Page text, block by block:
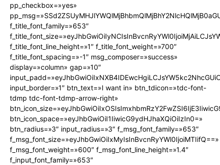
pp_checkbox=»yes»
f_title_font_family=»653″
f_title_font_line_height=»1″ f_title_font_weight=»700″
f_title_font_spacing=»-1″ msg_composer=»success»
display=»column» gap=»10″
input_border=»1″ btn_text=»I want in» btn_tdicon=»tdc-font-
tdmp tdc-font-tdmp-arrow-right»
btn_icon_space=»eyJhbGwiOiI1IiwicG9ydHJhaXQiOiIzIn0=»
btn_radius=»3″ input_radius=»3″ f_msg_font_family=»653″
f_msg_font_size=»eyJhbGwiOiIxMyIsInBvcnRyYWl0IjoiMTIifQ==»
f_msg_font_weight=»600″ f_msg_font_line_height=»1.4″
f_input_font_family=»653″